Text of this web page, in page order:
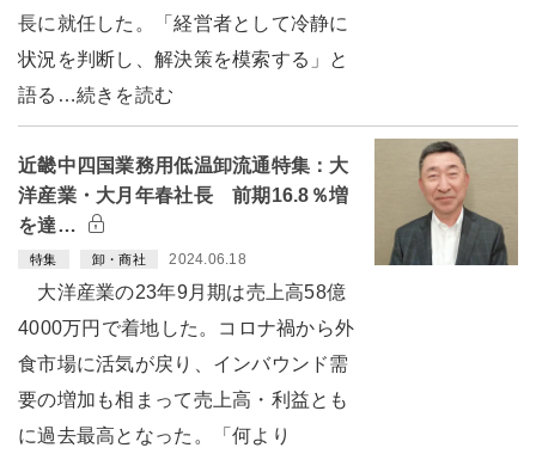
長に就任した。「経営者として冷静に
状況を判断し、解決策を模索する」と
語る…続きを読む
近畿中四国業務用低温卸流通特集：大
洋産業・大月年春社長 前期16.8％増
を達…
特集 卸・商社 2024.06.18
大洋産業の23年9月期は売上高58億
4000万円で着地した。コロナ禍から外
食市場に活気が戻り、インバウンド需
要の増加も相まって売上高・利益とも
に過去最高となった。「何より